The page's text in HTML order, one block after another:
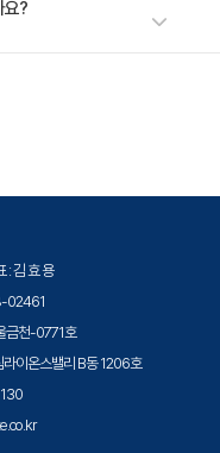
험 환급 및 기업 할인 혜택
요?
: 김 효 용
02461
금천-0771호
이온스밸리 B동 1206호